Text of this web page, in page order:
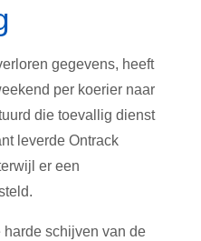
gegevens, heeft
per koerier naar
die toevallig dienst
leverde Ontrack
er een
schijven van de